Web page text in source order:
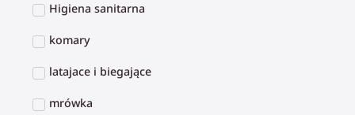
Higiena sanitarna
komary
latajace i biegające
mrówka